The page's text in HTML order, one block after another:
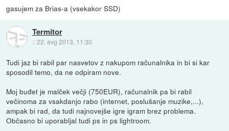
gasujem za Brias-a (vsekakor SSD)
Termitor
::22. avg 2013, 11:30
Tudi jaz bi rabil par nasvetov z nakupom računalnika in bi si kar
sposodil temo, da ne odpiram nove.
Moj buđet je malček večji (750EUR), računalnik pa bi rabil
večinoma za vsakdanjo rabo (internet, poslušanje muzike,...),
ampak bi rad, da tudi najnovejše igre igram brez problema.
Občasno bi uporabljal tudi ps in ps lightroom.